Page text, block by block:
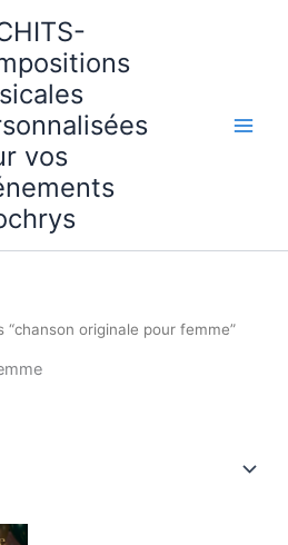
vos
originale pour femme”